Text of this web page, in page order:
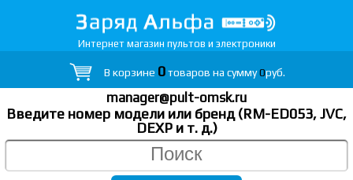
Интернет магазин пультов и электроники
В корзине 0товаров на сумму0руб.
manager@pult-omsk.ru
Введите номер модели или бренд (RM-ED053, JVC,
DEXP и т. д.)